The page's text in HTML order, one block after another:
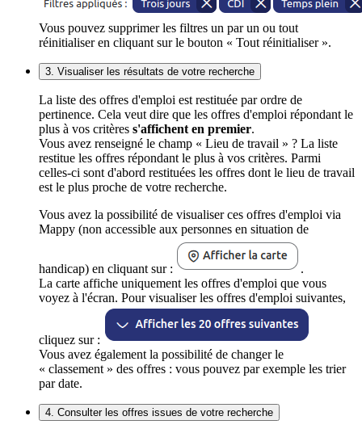
Vous pouvez supprimer les filtres un par un ou tout
réinitialiser en cliquant sur le bouton « Tout réinitialiser ».
3. Visualiser les résultats de votre recherche
La liste des offres d'emploi est restituée par ordre de
pertinence. Cela veut dire que les offres d'emploi répondant le
plus à vos critères s'affichent en premier.
Vous avez renseigné le champ « Lieu de travail » ? La liste
restitue les offres répondant le plus à vos critères. Parmi
celles-ci sont d'abord restituées les offres dont le lieu de travail
est le plus proche de votre recherche.
Vous avez la possibilité de visualiser ces offres d'emploi via
Mappy (non accessible aux personnes en situation de
handicap) en cliquant sur :
.
La carte affiche uniquement les offres d'emploi que vous
voyez à l'écran. Pour visualiser les offres d'emploi suivantes,
cliquez sur :
Vous avez également la possibilité de changer le
« classement » des offres : vous pouvez par exemple les trier
par date.
4. Consulter les offres issues de votre recherche